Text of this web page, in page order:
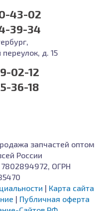
43-02
39-34
д. 15
02-12
36-18
запчастей оптом
России
ОГРН
| Карта сайта
| Публичная оферта